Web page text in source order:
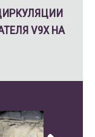
V9X НА